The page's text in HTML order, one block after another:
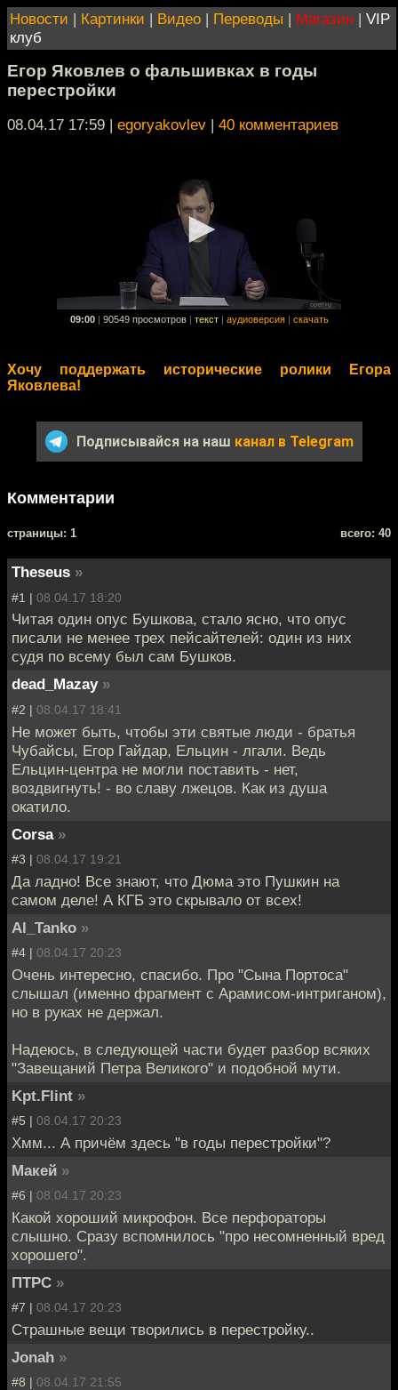
Новости | Картинки | Видео | Переводы | Магазин | VIP
клуб
Егор Яковлев о фальшивках в годы
перестройки
08.04.17 17:59 | egoryakovlev | 40 комментариев
09:00 90549 просмотров текст аудиоверсия скачать
Хочу поддержать исторические ролики Егора
Яковлева!
Подписывайся на наш канал в Telegram
Комментарии
cтраницы: 1 всего: 40
Theseus »
#1 | 08.04.17 18:20
Читая один опус Бушкова, стало ясно, что опус
писали не менее трех пейсайтелей: один из них
судя по всему был сам Бушков.
dead_Mazay »
#2 | 08.04.17 18:41
Не может быть, чтобы эти святые люди - братья
Чубайсы, Егор Гайдар, Ельцин - лгали. Ведь
Ельцин-центра не могли поставить - нет,
воздвигнуть! - во славу лжецов. Как из душа
окатило.
Corsa »
#3 | 08.04.17 19:21
Да ладно! Все знают, что Дюма это Пушкин на
самом деле! А КГБ это скрывало от всех!
Al_Tanko »
#4 | 08.04.17 20:23
Очень интересно, спасибо. Про "Сына Портоса"
слышал (именно фрагмент с Арамисом-интриганом),
но в руках не держал.
Надеюсь, в следующей части будет разбор всяких
"Завещаний Петра Великого" и подобной мути.
Kpt.Flint »
#5 | 08.04.17 20:23
Хмм... А причём здесь "в годы перестройки"?
Макей »
#6 | 08.04.17 20:23
Какой хороший микрофон. Все перфораторы
слышно. Сразу вспомнилось "про несомненный вред
хорошего".
ПТРС »
#7 | 08.04.17 20:23
Страшные вещи творились в перестройку..
Jonah »
#8 | 08.04.17 21:55